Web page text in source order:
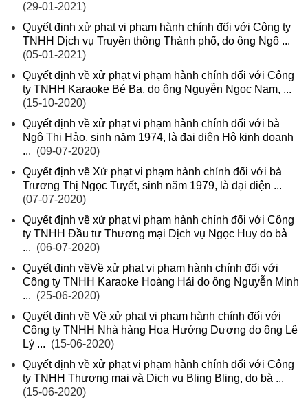
(29-01-2021)
Quyết định xử phạt vi phạm hành chính đối với Công ty
TNHH Dịch vụ Truyền thông Thành phố, do ông Ngô ...
(05-01-2021)
Quyết định về xử phạt vi phạm hành chính đối với Công
ty TNHH Karaoke Bé Ba, do ông Nguyễn Ngọc Nam, ...
(15-10-2020)
Quyết định về xử phạt vi phạm hành chính đối với bà
Ngô Thị Hảo, sinh năm 1974, là đại diện Hộ kinh doanh
... (09-07-2020)
Quyết định về Xử phạt vi phạm hành chính đối với bà
Trương Thị Ngọc Tuyết, sinh năm 1979, là đại diện ...
(07-07-2020)
Quyết định về xử phạt vi phạm hành chính đối với Công
ty TNHH Đầu tư Thương mại Dịch vụ Ngọc Huy do bà
... (06-07-2020)
Quyết định vềVề xử phạt vi phạm hành chính đối với
Công ty TNHH Karaoke Hoàng Hải do ông Nguyễn Minh
... (25-06-2020)
Quyết định về Về xử phạt vi phạm hành chính đối với
Công ty TNHH Nhà hàng Hoa Hướng Dương do ông Lê
Lý ... (15-06-2020)
Quyết định về xử phạt vi phạm hành chính đối với Công
ty TNHH Thương mại và Dịch vụ Bling Bling, do bà ...
(15-06-2020)